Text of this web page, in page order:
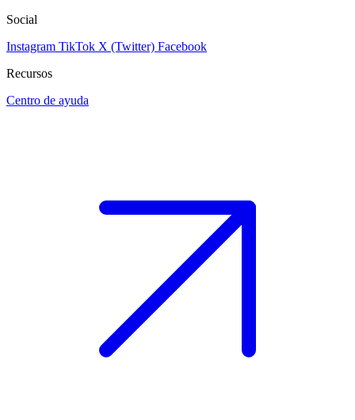
Social
Instagram TikTok X (Twitter) Facebook
Recursos
Centro de ayuda